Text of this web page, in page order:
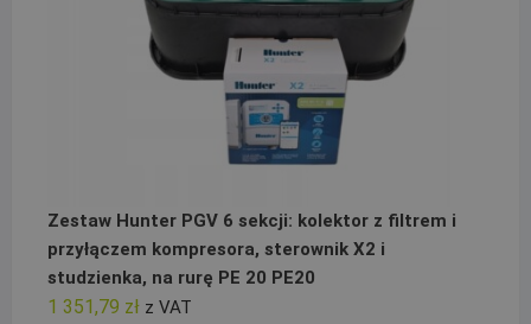
Zestaw Hunter PGV 6 sekcji: kolektor z filtrem i
przyłączem kompresora, sterownik X2 i
studzienka, na rurę PE 20 PE20
1 351,79 zł z VAT